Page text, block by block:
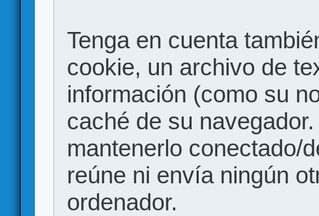
Tenga en cuenta
cookie, un archivo de
información (como su
caché de su
mantenerlo conectado/
reúne ni envía ningún
ordenador.